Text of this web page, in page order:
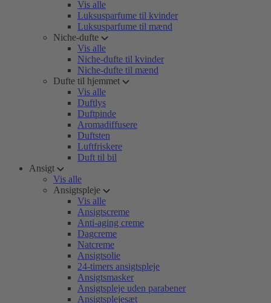
Vis alle
Luksusparfume til kvinder
Luksusparfume til mænd
Niche-dufte
Vis alle
Niche-dufte til kvinder
Niche-dufte til mænd
Dufte til hjemmet
Vis alle
Duftlys
Duftpinde
Aromadiffusere
Duftsten
Luftfriskere
Duft til bil
Ansigt
Vis alle
Ansigtspleje
Vis alle
Ansigtscreme
Anti-aging creme
Dagcreme
Natcreme
Ansigtsolie
24-timers ansigtspleje
Ansigtsmasker
Ansigtspleje uden parabener
Ansigtsplejesæt